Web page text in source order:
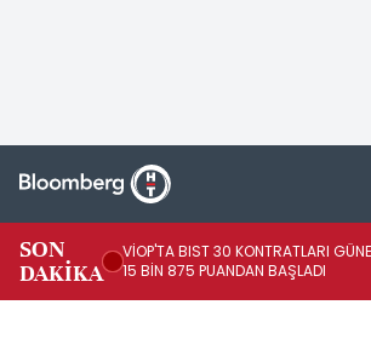
SON
DAKİKA
VİOP'TA BIST 30 KONTRATLARI
15 BİN 875 PUANDAN BAŞLADI